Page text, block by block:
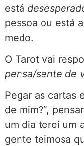
está
pessoa ou está
medo.
O Tarot vai
pensa/sente de
Pegar as cartas
de mim?”,
um dia terei um
gente teimosa